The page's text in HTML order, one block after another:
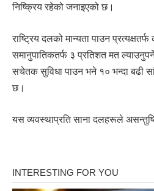
निष्क्रिय रहेको जनाइएको छ।
राष्ट्रिय दलको मान्यता पाउन
समानुपातिकतर्फ ३ प्रतिशत मत
सचेतक सुविधा पाउन भने १० भन्दा बढी
छ।
यस व्यवस्थाप्रति साना दलहरूले